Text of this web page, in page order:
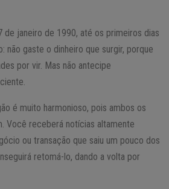
de janeiro de 1990, até os primeiros dias
não gaste o dinheiro que surgir, porque
por vir. Mas não antecipe
é muito harmonioso, pois ambos os
Você receberá notícias altamente
ou transação que saiu um pouco dos
retomá-lo, dando a volta por